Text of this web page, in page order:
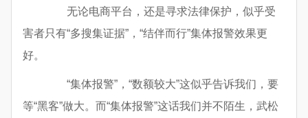
无论电商平台，还是寻求法律保护，似乎受
害者只有“多搜集证据”，“结伴而行”集体报警效果更
好。
“集体报警”，“数额较大”这似乎告诉我们，要
等“黑客”做大。而“集体报警”这话我们并不陌生，武松